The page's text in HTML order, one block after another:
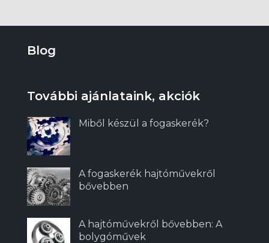
Blog
További ajánlataink, akciók
Miből készül a fogaskerék?
A fogaskerék hajtóművekről
bővebben
A hajtóművekről bővebben: A
bolygóművek